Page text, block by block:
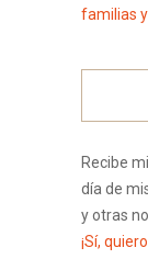
familias
Recibe
día de
y otras
¡Sí,